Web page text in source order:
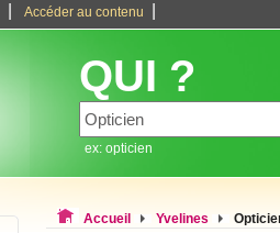
Accéder au contenu
QUI ?
ex: opticien
Accueil Yvelines